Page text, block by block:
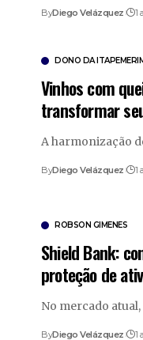
ByDiego Velázquez 1
DONO DA
Vinhos com
transformar
A harmonização
ByDiego Velázquez 1
ROBSON GIMENES
Shield Bank:
proteção de
No mercado
ByDiego Velázquez 1